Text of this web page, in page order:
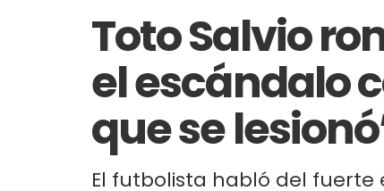
Toto Salvio
el escándalo
que se
El futbolista habló del fuerte